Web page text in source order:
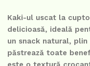
Kaki-ul uscat la
delicioasă, ideală
un snack natural, plin
păstrează toate